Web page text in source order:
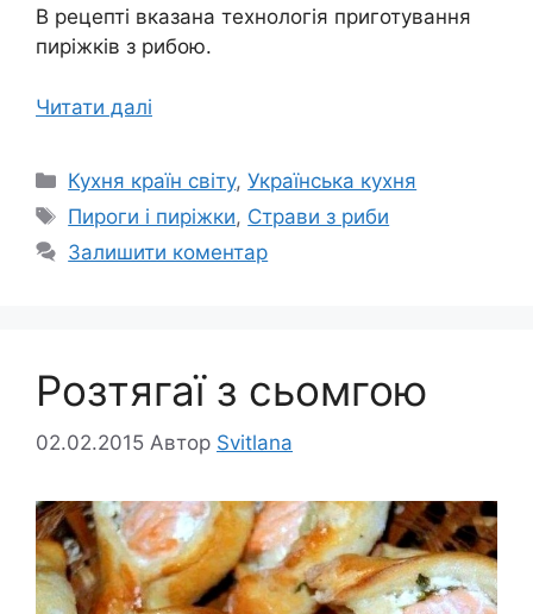
В рецепті вказана технологія приготування
пиріжків з рибою.
Читати далі
Категорії
Кухня країн світу,Українська кухня
Позначки
Пироги і пиріжки, Страви з риби
Залишити коментар
Розтягаї з сьомгою
02.02.2015 Автор Svitlana